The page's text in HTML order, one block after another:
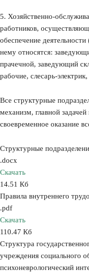
5. Хозяйственно-
работников,
обеспечение
нему относятся:
прачечной, заведующий
рабочие, слесарь-
Все структурные
механизм, главной задачей
своевременное оказание
Структурные
.docx
Скачать
14.51 Кб
Правила внутреннего
.pdf
Скачать
110.47 Кб
Структура
учреждения социального
психоневрологический